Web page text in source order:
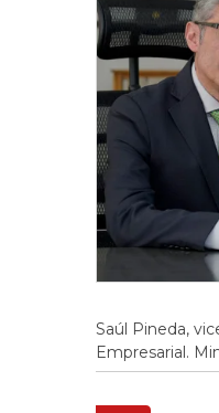
Saúl Pineda,
Empresarial.